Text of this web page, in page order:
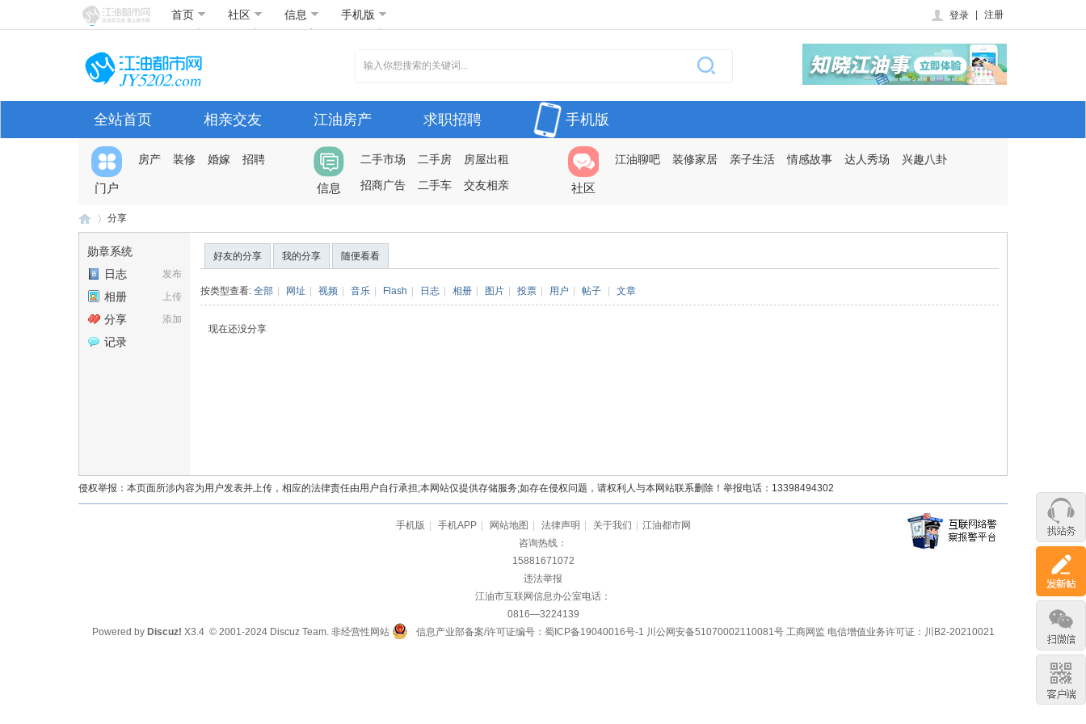
首页 社区 信息 手机版 登录 注册
全站首页 相亲交友 江油房产 求职招聘 手机版
门户
房产 装修 婚嫁 招聘
信息
二手市场 二手房
房屋出租
招商广告
二手车 交友相亲 社区
江油聊吧 装修家居 亲子生活 情感故事 达人秀场 兴趣八卦
›
分享
勋章系统
发布
日志
上传
相册
添加
分享
记录
好友的分享 我的分享 随便看看
按类型查看: 全部 网址 视频 音乐 Flash 日志 相册 图片 投票 用户 帖子 文章
现在还没分享
侵权举报：本页面所涉内容为用户发表并上传，相应的法律责任由用户自行承担;本网站仅提供存储服务;如存在侵权问题，请权利人与本网站联系删除！举报电话：13398494302
手机版 手机APP 网站地图 法律声明 关于我们
江油都市网
咨询热线：
15881671072
违法举报
江油市互联网信息办公室电话：
0816—3224139
Powered by Discuz! X3.4© 2001-2024 Discuz Team.非经营性网站 信息产业部备案/许可证编号：蜀ICP备19040016号-1 川公网安备51070002110081号 工商网监 电信增值业务许可证：川B2-20210021